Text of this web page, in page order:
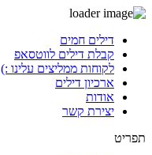
לתוכן
דילים חמים
קבלת דילים לווטסאפ
לקוחות ממליצים עלינו :)
ארכיון דילים
אודות
יצירת קשר
תפריט